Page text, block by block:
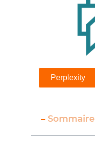
– Sommaire
Perplexity